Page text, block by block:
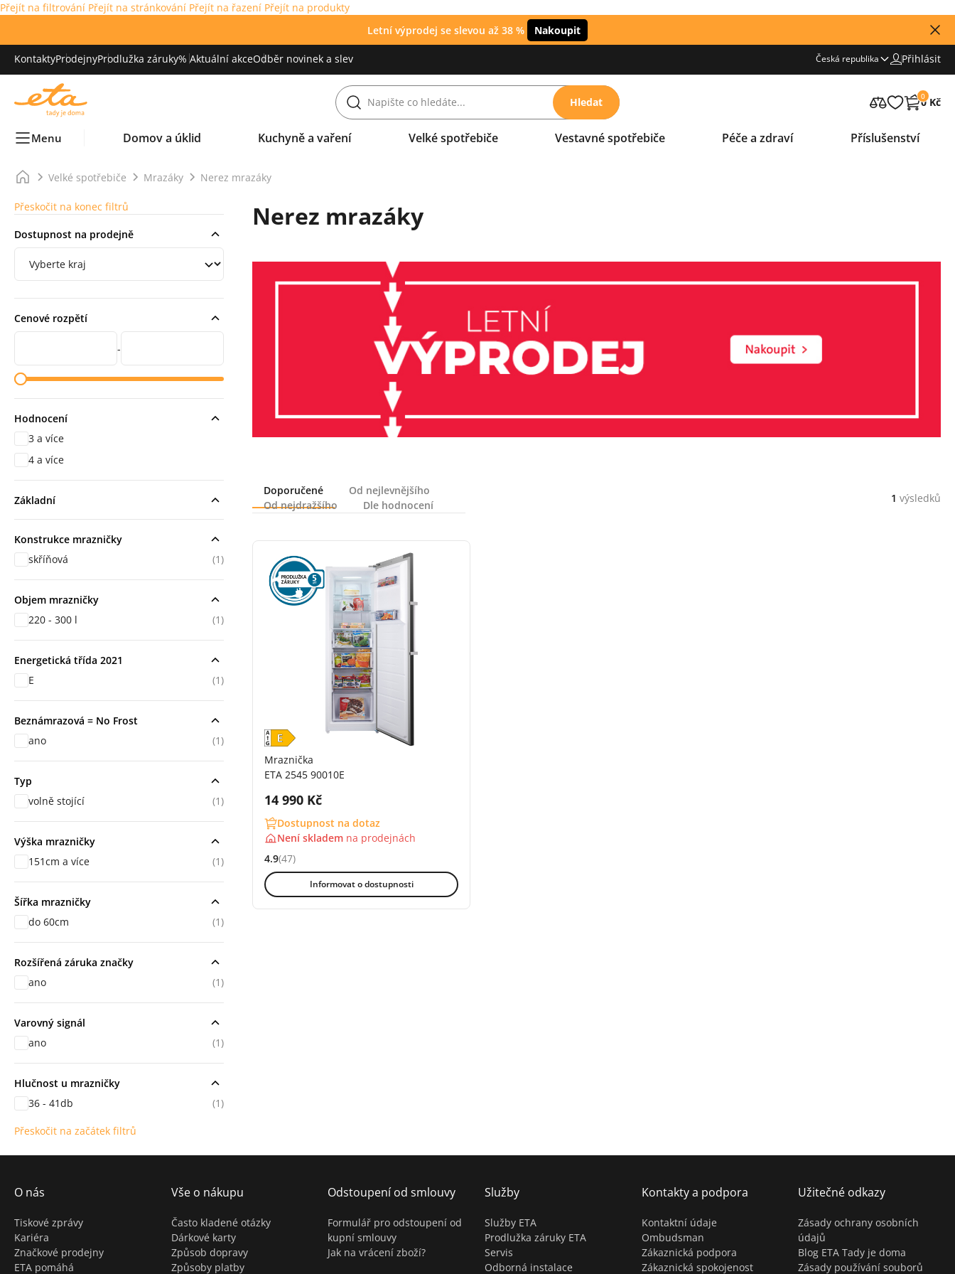
Přejít na filtrování Přejít na stránkování Přejít na řazení Přejít na produkty
Letní výprodej se slevou až 38 %
Nakoupit
KontaktyProdejnyProdlužka záruky% Aktuální akceOdběr novinek a slev Česká republika Přihlásit
Hledat 0
0 Kč
Menu Domov a úklid Kuchyně a vaření Velké spotřebiče Vestavné spotřebiče Péče a zdraví Příslušenství
Velké spotřebiče Mrazáky Nerez mrazáky
Nerez mrazáky
Řazení
Doporučené
Od nejlevnějšího
Od nejdražšího
Dle hodnocení
1 výsledků
Mraznička
ETA 2545 90010E
Cena s DPH:
14 990 Kč
Dostupnost na dotaz
Není skladem na prodejnách
Hodnocení: 4.9 z 5 (47 recenzí)
4.9(47)
Informovat o dostupnosti
Přeskočit na konec filtrů
Dostupnost na prodejně
Filtrování podle regionu
Cenové rozpětí
Cena od
-
Cena do
Hodnocení
hodnocení
3 a více
hodnocení
4 a více
Základní
Konstrukce mrazničky
skříňová
(1)
Objem mrazničky
220 - 300 l
(1)
Energetická třída 2021
E
(1)
Beznámrazová = No Frost
ano
(1)
Typ
volně stojící
(1)
Výška mrazničky
151cm a více
(1)
Šířka mrazničky
do 60cm
(1)
Rozšířená záruka značky
ano
(1)
Varovný signál
ano
(1)
Hlučnost u mrazničky
36 - 41db
(1)
Přeskočit na začátek filtrů
O nás
Tiskové zprávy
Kariéra
Značkové prodejny
ETA pomáhá
Vše o nákupu
Často kladené otázky
Dárkové karty
Způsob dopravy
Způsoby platby
Odstoupení od smlouvy
Formulář pro odstoupení od
kupní smlouvy
Jak na vrácení zboží?
Služby
Služby ETA
Prodlužka záruky ETA
Servis
Odborná instalace
Kontakty a podpora
Kontaktní údaje
Ombudsman
Zákaznická podpora
Zákaznická spokojenost
Užitečné odkazy
Zásady ochrany osobních
údajů
Blog ETA Tady je doma
Zásady používání souborů